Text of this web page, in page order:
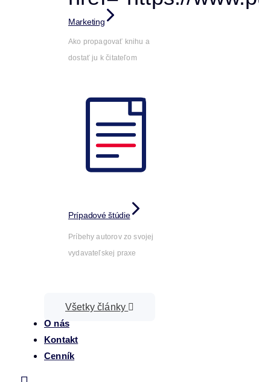
Marketing
Ako propagovať knihu a
dostať ju k čitateľom
Prípadové štúdie
Príbehy autorov zo svojej
vydavateľskej praxe
Všetky články
O nás
Kontakt
Cenník